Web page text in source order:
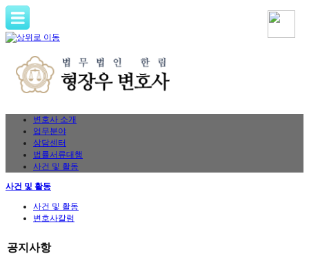
변호사 소개
업무분야
상담센터
법률서류대행
사건 및 활동
사건 및 활동
사건 및 활동
변호사칼럼
공지사항